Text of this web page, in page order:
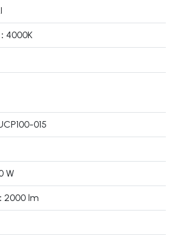
4000K
015
W
2000 lm